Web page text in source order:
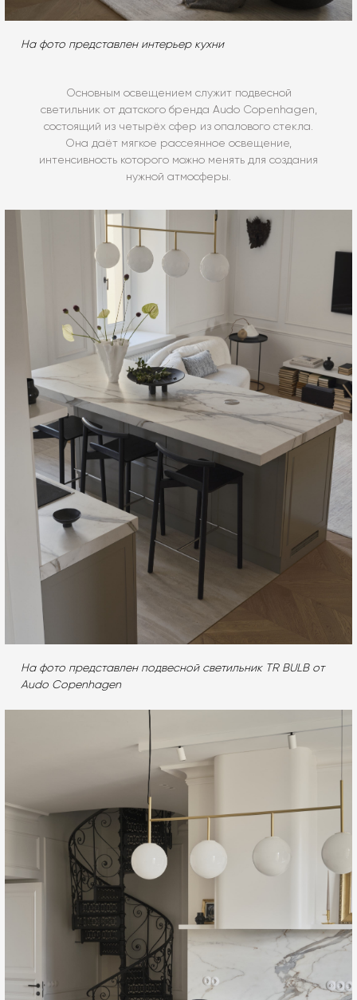
На фото представлен интерьер кухни
Основным освещением служит подвесной
светильник от датского бренда Audo Copenhagen,
состоящий из четырёх сфер из опалового стекла.
Она даёт мягкое рассеянное освещение,
интенсивность которого можно менять для создания
нужной атмосферы.
На фото представлен подвесной светильник TR BULB от
Audo Copenhagen